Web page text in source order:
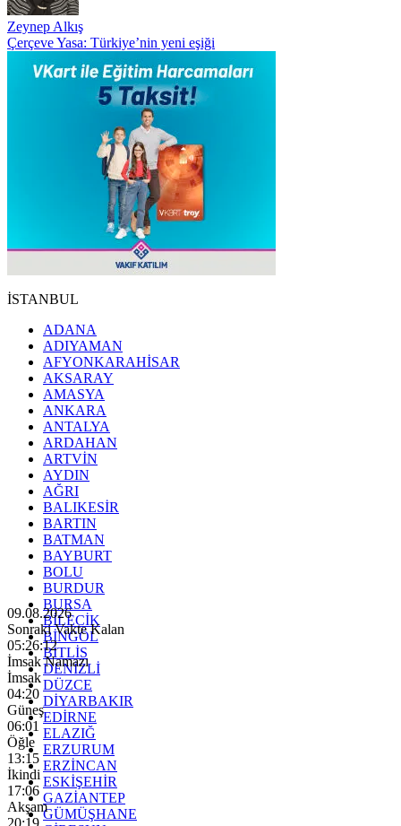
Zeynep Alkış
Çerçeve Yasa: Türkiye’nin yeni eşiği
İSTANBUL
ADANA
ADIYAMAN
AFYONKARAHİSAR
AKSARAY
AMASYA
ANKARA
ANTALYA
ARDAHAN
ARTVİN
AYDIN
AĞRI
BALIKESİR
BARTIN
BATMAN
BAYBURT
BOLU
BURDUR
BURSA
BİLECİK
BİNGÖL
BİTLİS
DENİZLİ
DÜZCE
DİYARBAKIR
EDİRNE
ELAZIĞ
ERZURUM
ERZİNCAN
ESKİŞEHİR
GAZİANTEP
GÜMÜŞHANE
09.08.2026
Sonraki Vakte Kalan
05:26:11
İmsak Namazı
İmsak
04:20
Güneş
06:01
Öğle
13:15
İkindi
17:06
Akşam
20:19